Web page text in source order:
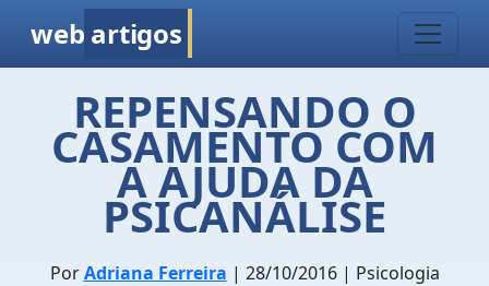
web artigos
REPENSANDO O
CASAMENTO COM
A AJUDA DA
PSICANÁLISE
PorAdriana Ferreira | 28/10/2016 | Psicologia